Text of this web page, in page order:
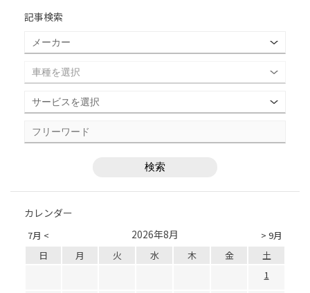
記事検索
カレンダー
7月 < > 9月
2026年8月
日 月 火 水 木 金
土
1